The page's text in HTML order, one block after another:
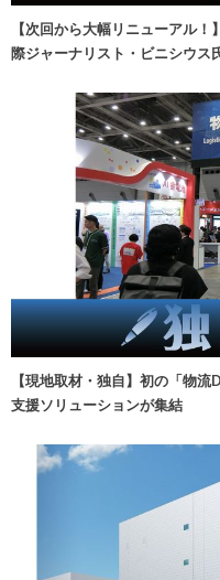
【次回から大幅リニューアル
際ジャーナリスト・ビニシウス
【現地取材・独自】初の「物
支援ソリューションが集結